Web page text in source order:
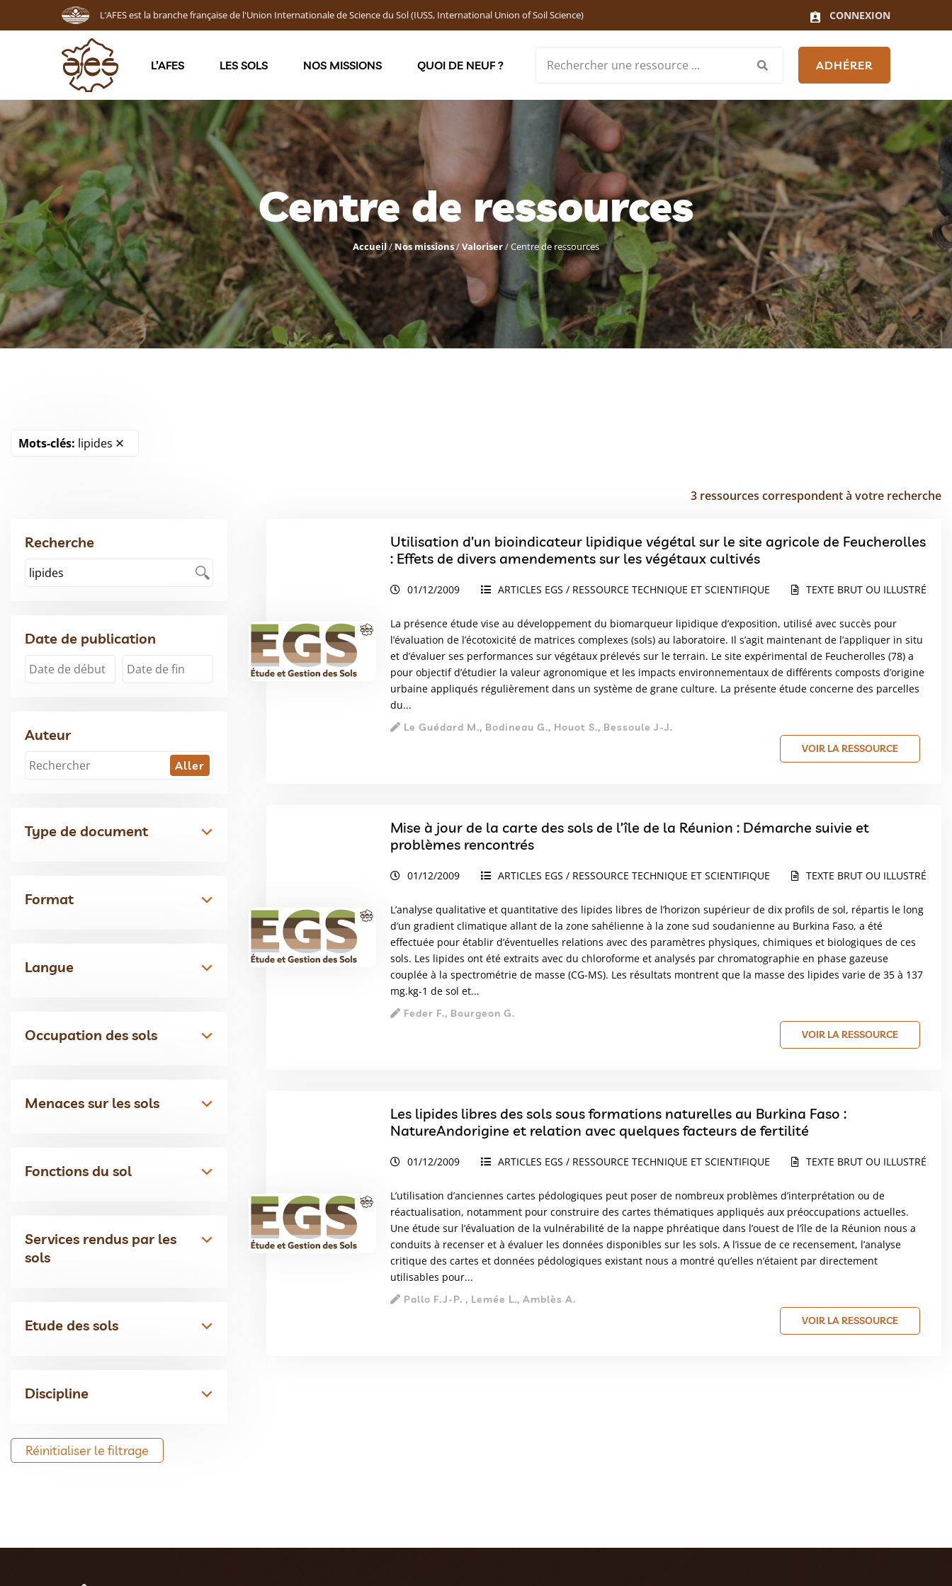
L’AFES est la branche française de l'Union Internationale de Science du Sol (IUSS, International Union of Soil Science) CONNEXION
L’AFES LES SOLS NOS MISSIONS QUOI DE NEUF ? ADHÉRER
Centre de ressources
Accueil/Nos missions/Valoriser/Centre de ressources
Mots-clés: lipides
3 ressources correspondent à votre recherche
Recherche
Date de publication
Auteur
Type de document
Format
Langue
Occupation des sols
Menaces sur les sols
Fonctions du sol
Services rendus par les
sols
Etude des sols
Discipline
Réinitialiser le filtrage
Utilisation d’un bioindicateur lipidique végétal sur le site agricole de Feucherolles
: Effets de divers amendements sur les végétaux cultivés
01/12/2009 ARTICLES EGS / RESSOURCE TECHNIQUE ET SCIENTIFIQUE TEXTE BRUT OU ILLUSTRÉ
La présence étude vise au développement du biomarqueur lipidique d’exposition, utilisé avec succès pour
l’évaluation de l’écotoxicité de matrices complexes (sols) au laboratoire. Il s’agit maintenant de l’appliquer in situ
et d’évaluer ses performances sur végétaux prélevés sur le terrain. Le site expérimental de Feucherolles (78) a
pour objectif d’étudier la valeur agronomique et les impacts environnementaux de différents composts d’origine
urbaine appliqués régulièrement dans un système de grane culture. La présente étude concerne des parcelles
du...
Le Guédard M., Bodineau G., Houot S., Bessoule J-J.
VOIR LA RESSOURCE
Mise à jour de la carte des sols de l’île de la Réunion : Démarche suivie et
problèmes rencontrés
01/12/2009 ARTICLES EGS / RESSOURCE TECHNIQUE ET SCIENTIFIQUE TEXTE BRUT OU ILLUSTRÉ
L’analyse qualitative et quantitative des lipides libres de l’horizon supérieur de dix profils de sol, répartis le long
d’un gradient climatique allant de la zone sahélienne à la zone sud soudanienne au Burkina Faso, a été
effectuée pour établir d’éventuelles relations avec des paramètres physiques, chimiques et biologiques de ces
sols. Les lipides ont été extraits avec du chloroforme et analysés par chromatographie en phase gazeuse
couplée à la spectrométrie de masse (CG-MS). Les résultats montrent que la masse des lipides varie de 35 à 137
mg.kg-1 de sol et...
Feder F., Bourgeon G.
VOIR LA RESSOURCE
Les lipides libres des sols sous formations naturelles au Burkina Faso :
NatureAndorigine et relation avec quelques facteurs de fertilité
01/12/2009 ARTICLES EGS / RESSOURCE TECHNIQUE ET SCIENTIFIQUE TEXTE BRUT OU ILLUSTRÉ
L’utilisation d’anciennes cartes pédologiques peut poser de nombreux problèmes d’interprétation ou de
réactualisation, notamment pour construire des cartes thématiques appliqués aux préoccupations actuelles.
Une étude sur l’évaluation de la vulnérabilité de la nappe phréatique dans l’ouest de l’île de la Réunion nous a
conduits à recenser et à évaluer les données disponibles sur les sols. A l’issue de ce recensement, l’analyse
critique des cartes et données pédologiques existant nous a montré qu’elles n’étaient par directement
utilisables pour...
Pallo F.J-P. , Lemée L., Amblès A.
VOIR LA RESSOURCE